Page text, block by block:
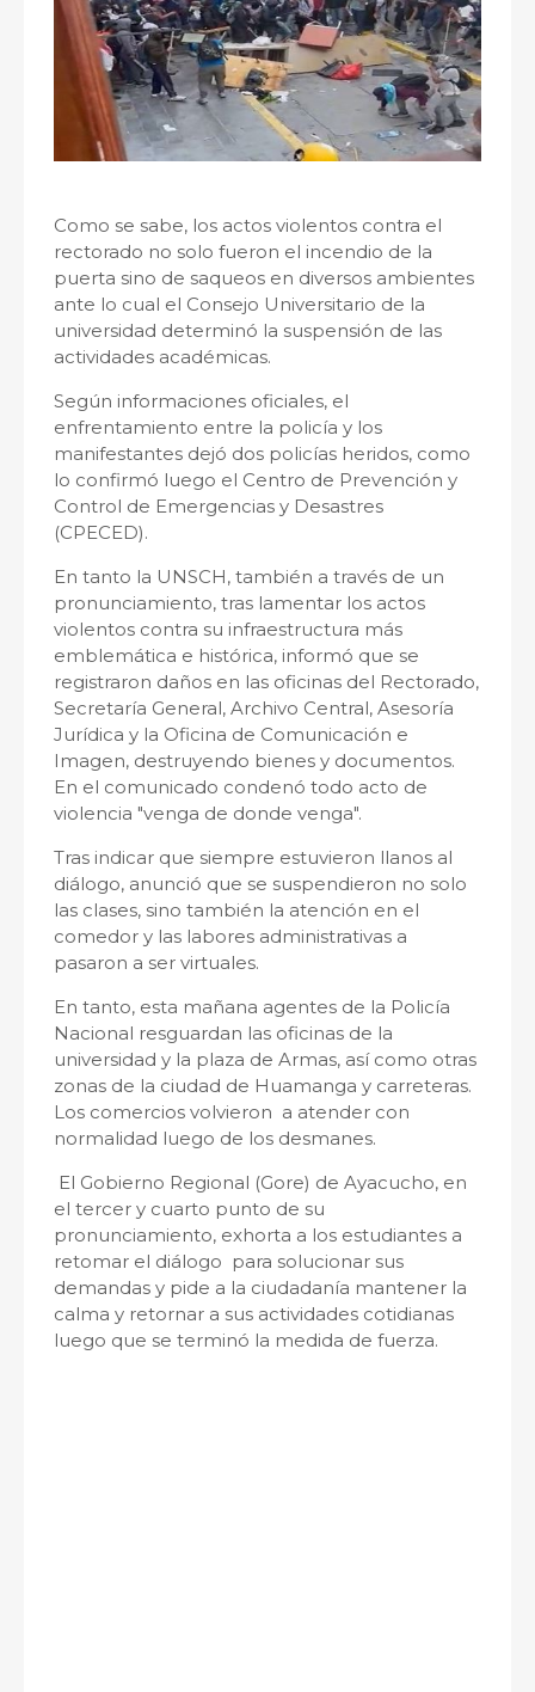
Como se sabe, los actos violentos contra el
rectorado no solo fueron el incendio de la
puerta sino de saqueos en diversos ambientes
ante lo cual el Consejo Universitario de la
universidad determinó la suspensión de las
actividades académicas.
Según informaciones oficiales, el
enfrentamiento entre la policía y los
manifestantes dejó dos policías heridos, como
lo confirmó luego el Centro de Prevención y
Control de Emergencias y Desastres
(CPECED).
En tanto la UNSCH, también a través de un
pronunciamiento, tras lamentar los actos
violentos contra su infraestructura más
emblemática e histórica, informó que se
registraron daños en las oficinas del Rectorado,
Secretaría General, Archivo Central, Asesoría
Jurídica y la Oficina de Comunicación e
Imagen, destruyendo bienes y documentos.
En el comunicado condenó todo acto de
violencia "venga de donde venga".
Tras indicar que siempre estuvieron llanos al
diálogo, anunció que se suspendieron no solo
las clases, sino también la atención en el
comedor y las labores administrativas a
pasaron a ser virtuales.
En tanto, esta mañana agentes de la Policía
Nacional resguardan las oficinas de la
universidad y la plaza de Armas, así como otras
zonas de la ciudad de Huamanga y carreteras.
Los comercios volvieron a atender con
normalidad luego de los desmanes.
El Gobierno Regional (Gore) de Ayacucho, en
el tercer y cuarto punto de su
pronunciamiento, exhorta a los estudiantes a
retomar el diálogo para solucionar sus
demandas y pide a la ciudadanía mantener la
calma y retornar a sus actividades cotidianas
luego que se terminó la medida de fuerza.